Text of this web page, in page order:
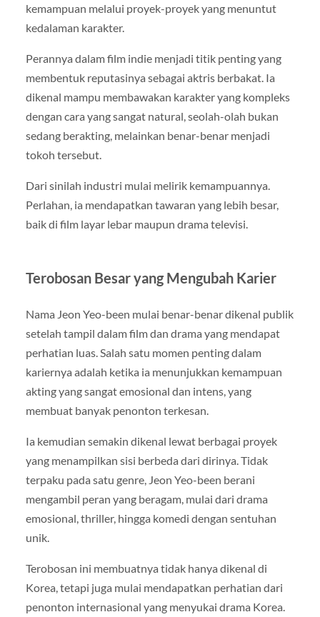
kemampuan melalui proyek-proyek yang menuntut
kedalaman karakter.
Perannya dalam film indie menjadi titik penting yang
membentuk reputasinya sebagai aktris berbakat. Ia
dikenal mampu membawakan karakter yang kompleks
dengan cara yang sangat natural, seolah-olah bukan
sedang berakting, melainkan benar-benar menjadi
tokoh tersebut.
Dari sinilah industri mulai melirik kemampuannya.
Perlahan, ia mendapatkan tawaran yang lebih besar,
baik di film layar lebar maupun drama televisi.
Terobosan Besar yang Mengubah Karier
Nama Jeon Yeo-been mulai benar-benar dikenal publik
setelah tampil dalam film dan drama yang mendapat
perhatian luas. Salah satu momen penting dalam
kariernya adalah ketika ia menunjukkan kemampuan
akting yang sangat emosional dan intens, yang
membuat banyak penonton terkesan.
Ia kemudian semakin dikenal lewat berbagai proyek
yang menampilkan sisi berbeda dari dirinya. Tidak
terpaku pada satu genre, Jeon Yeo-been berani
mengambil peran yang beragam, mulai dari drama
emosional, thriller, hingga komedi dengan sentuhan
unik.
Terobosan ini membuatnya tidak hanya dikenal di
Korea, tetapi juga mulai mendapatkan perhatian dari
penonton internasional yang menyukai drama Korea.